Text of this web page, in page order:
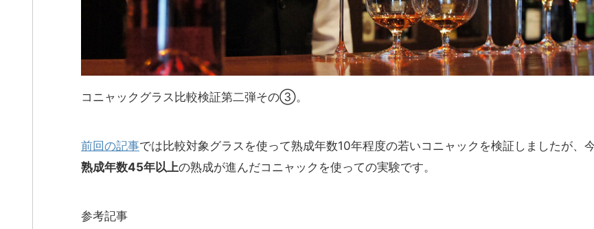
コニャックグラス比較検証第二弾その③。
前回の記事では比較対象グラスを使って熟成年数10年程度の若いコニャックを検証しましたが、
熟成年数45年以上の熟成が進んだコニャックを使っての実験です。
参考記事